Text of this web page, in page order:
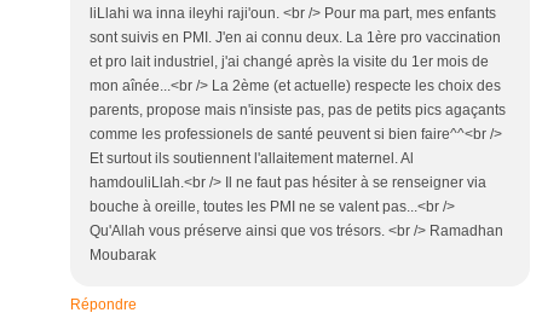
liLlahi wa inna ileyhi raji'oun. <br /> Pour ma part, mes enfants
sont suivis en PMI. J'en ai connu deux. La 1ère pro vaccination
et pro lait industriel, j'ai changé après la visite du 1er mois de
mon aînée...<br /> La 2ème (et actuelle) respecte les choix des
parents, propose mais n'insiste pas, pas de petits pics agaçants
comme les professionels de santé peuvent si bien faire^^<br />
Et surtout ils soutiennent l'allaitement maternel. Al
hamdouliLlah.<br /> Il ne faut pas hésiter à se renseigner via
bouche à oreille, toutes les PMI ne se valent pas...<br />
Qu'Allah vous préserve ainsi que vos trésors. <br /> Ramadhan
Moubarak
Répondre